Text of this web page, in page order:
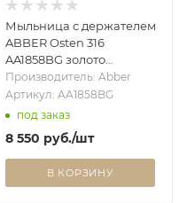
Мыльница с держателем
ABBER Osten 316
AA1858BG золото
брашированное
Производитель: Abber
Артикул: AA1858BG
под заказ
8 550 руб./шт
В КОРЗИНУ